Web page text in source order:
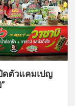
ดตัวแคมเปญ